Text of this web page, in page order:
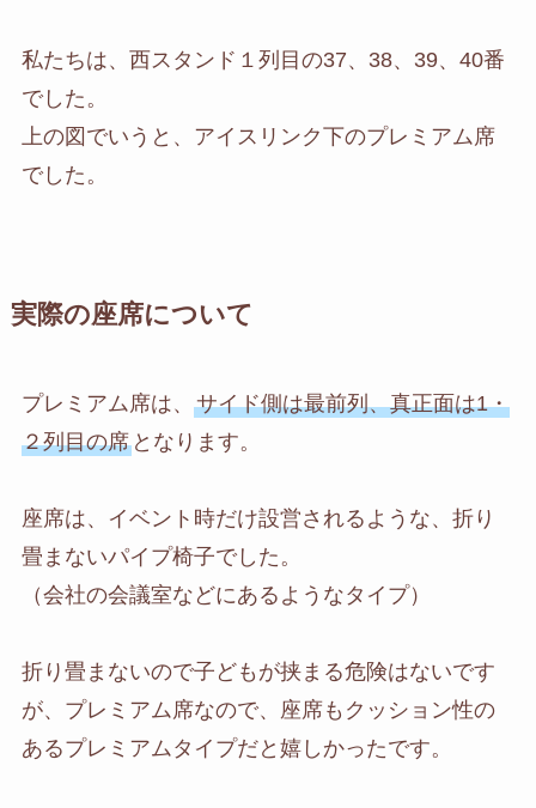
私たちは、西スタンド１列目の37、38、39、40番
でした。
上の図でいうと、アイスリンク下のプレミアム席
でした。
実際の座席について
プレミアム席は、 サイド側は最前列、真正面は1・
２列目の席となります。
座席は、イベント時だけ設営されるような、折り
畳まないパイプ椅子でした。
（会社の会議室などにあるようなタイプ）
折り畳まないので子どもが挟まる危険はないです
が、プレミアム席なので、座席もクッション性の
あるプレミアムタイプだと嬉しかったです。